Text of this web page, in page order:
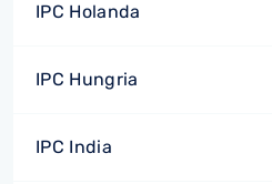
IPC Holanda
IPC Hungria
IPC India